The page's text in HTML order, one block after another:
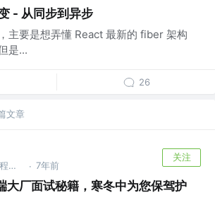
- 从同步到异步
主要是想弄懂 React 最新的 fiber 架构
是...
26
文章
资深研发工程师 @字节跳动 · 7年前
关注
大厂面试秘籍，寒冬中为您保驾护